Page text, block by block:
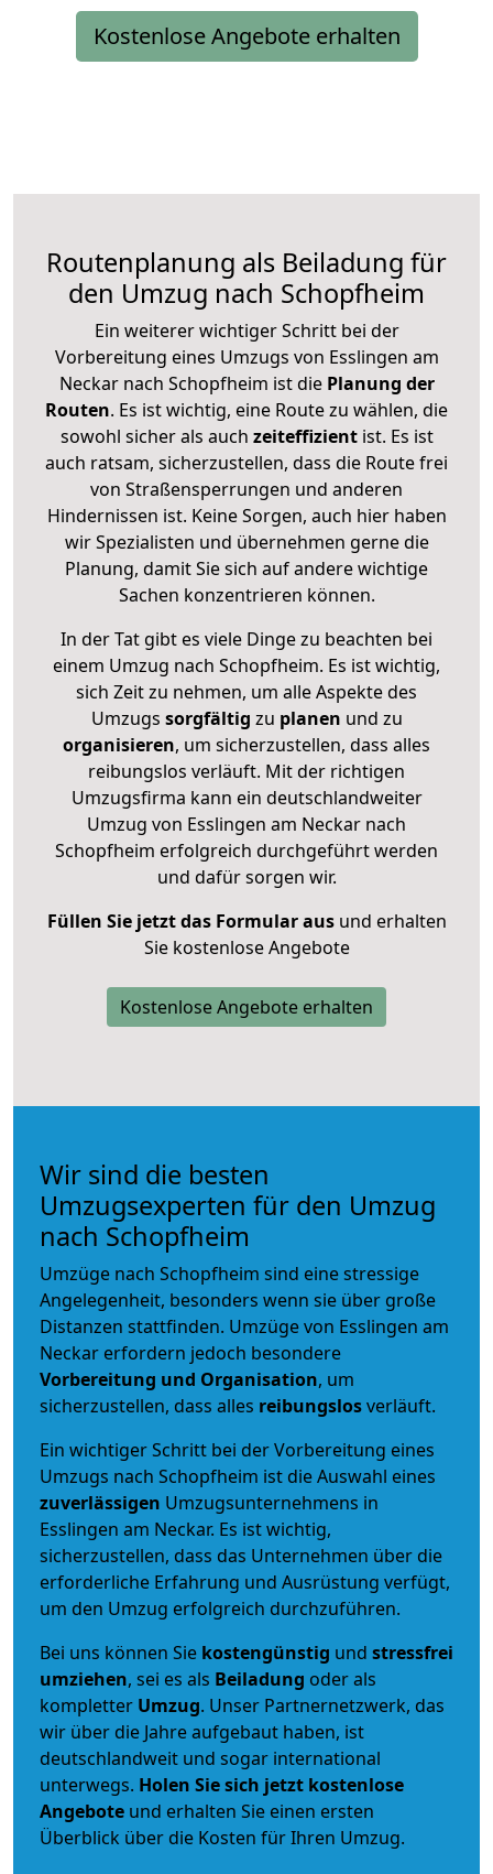
Kostenlose Angebote erhalten
Routenplanung als Beiladung für
den Umzug nach Schopfheim
Ein weiterer wichtiger Schritt bei der
Vorbereitung eines Umzugs von Esslingen am
Neckar nach Schopfheim ist diePlanung der
Routen. Es ist wichtig, eine Route zu wählen, die
sowohl sicher als auch zeiteffizientist. Es ist
auch ratsam, sicherzustellen, dass die Route frei
von Straßensperrungen und anderen
Hindernissen ist. Keine Sorgen, auch hier haben
wir Spezialisten und übernehmen gerne die
Planung, damit Sie sich auf andere wichtige
Sachen konzentrieren können.
In der Tat gibt es viele Dinge zu beachten bei
einem Umzug nach Schopfheim. Es ist wichtig,
sich Zeit zu nehmen, um alle Aspekte des
Umzugs sorgfältig zu planen und zu
organisieren, um sicherzustellen, dass alles
reibungslos verläuft. Mit der richtigen
Umzugsfirma kann ein deutschlandweiter
Umzug von Esslingen am Neckar nach
Schopfheim erfolgreich durchgeführt werden
und dafür sorgen wir.
Füllen Sie jetzt das Formular ausund erhalten
Sie kostenlose Angebote
Kostenlose Angebote erhalten
Wir sind die besten
Umzugsexperten für den Umzug
nach Schopfheim
Umzüge nach Schopfheim sind eine stressige
Angelegenheit, besonders wenn sie über große
Distanzen stattfinden. Umzüge von Esslingen am
Neckar erfordern jedoch besondere
Vorbereitung und Organisation, um
sicherzustellen, dass alles reibungslosverläuft.
Ein wichtiger Schritt bei der Vorbereitung eines
Umzugs nach Schopfheim ist die Auswahl eines
zuverlässigen Umzugsunternehmens in
Esslingen am Neckar. Es ist wichtig,
sicherzustellen, dass das Unternehmen über die
erforderliche Erfahrung und Ausrüstung verfügt,
um den Umzug erfolgreich durchzuführen.
Bei uns können Sie kostengünstig und stressfrei
umziehen, sei es als Beiladung oder als
kompletter Umzug. Unser Partnernetzwerk, das
wir über die Jahre aufgebaut haben, ist
deutschlandweit und sogar international
unterwegs. Holen Sie sich jetzt kostenlose
Angebote und erhalten Sie einen ersten
Überblick über die Kosten für Ihren Umzug.